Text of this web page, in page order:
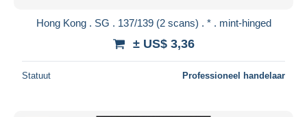
Hong Kong . SG . 137/139 (2 scans) . * . mint-hinged
± US$ 3,36
Statuut Professioneel handelaar